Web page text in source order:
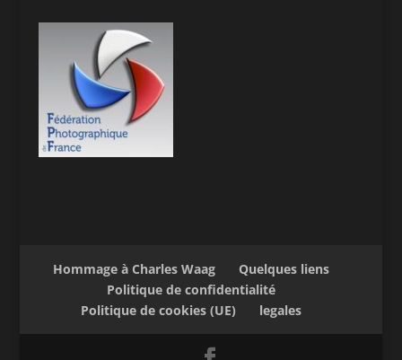
Hommage à Charles Waag
Quelques liens
Politique de confidentialité
Politique de cookies (UE)
legales